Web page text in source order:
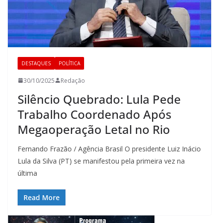
DESTAQUES POLÍTICA
30/10/2025 Redação
Silêncio Quebrado: Lula Pede
Trabalho Coordenado Após
Megaoperação Letal no Rio
Fernando Frazão / Agência Brasil O presidente Luiz Inácio
Lula da Silva (PT) se manifestou pela primeira vez na
última
Read More